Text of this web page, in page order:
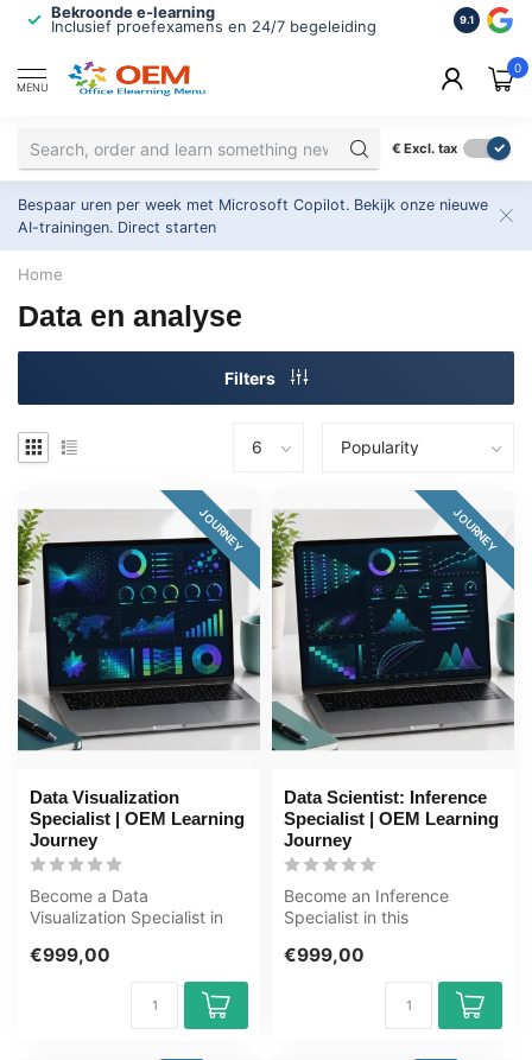
Bekroonde e-learning
Inclusief proefexamens en 24/7 begeleiding
ISO
2.500+
9.1
MENU
0
€ Excl. tax
Bespaar uren per week met Microsoft Copilot. Bekijk onze nieuwe
AI-trainingen. Direct starten
Home
Data en analyse
Filters
JOURNEY
Data Visualization
Specialist | OEM Learning
Journey
Become a Data
Visualization Specialist in
journey. You l...
€999,00
JOURNEY
Data Scientist: Inference
Specialist | OEM Learning
Journey
Become an Inference
Specialist in this
learning journey....
€999,00